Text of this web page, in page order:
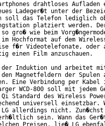
drahtloses Aufladen
Ladeger�t unter der
soll das Telefon lediglich
platziert werden.
gro� wie beim
im Hochformat auf dem
f�r Videotelefonate, oder
einen Film anzuschauen.
der Induktion und arbeitet
Magnetfeldern der Spulen
Eine Verbindung per
WCD-800 soll mit jedem
Standard des Wireless
universell einsetzbar.
LG allerdings nicht.
erh�ltlich sein. Wann das
Preisen, lie� LG